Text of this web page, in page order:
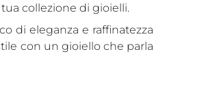
collezione di gioielli.
di eleganza e raffinatezza
con un gioiello che parla